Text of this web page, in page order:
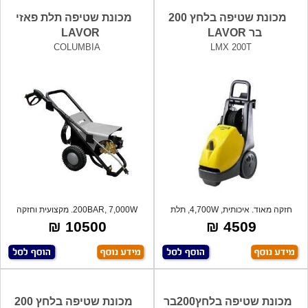
מכונת שטיפה בלחץ 200
בר LAVOR
LMX 200T
חזקה מאוד. איכותית, 4,700W, תלת
פאזי, ל
4509 ₪
מכונת שטיפה תלת פאזי
LAVOR
COLUMBIA
200BAR, 7,000W. מקצועית וחזקה
במיוחד. ס
10500 ₪
מכונת שטיפה בלחץ200בר מכונת שטיפה בלחץ 200